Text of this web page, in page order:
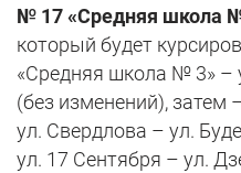
№ 17 «Средняя школа
который будет
«Средняя школа № 3»
(без изменений), затем
ул. Свердлова – ул.
ул. 17 Сентября – ул.